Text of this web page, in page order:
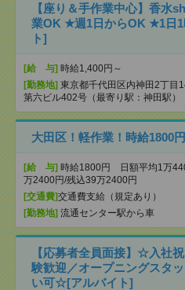
【座り＆手作業中心】香水
業OK ★週1日からOK ★1日1
ト]
[給 与] 時給1,400円～
[勤務地] 東京都千代田区内神田2丁目
第六ビル402号（最寄り駅：神田駅）
大田区！軽作業！時給1800
[給 与] 時給1800円 日額平均1万
万2400円/残込39万2400円
[交通費]交通費支給（規定あり）
[勤務地] 流通センター駅から車
【応募者全員面接】☆入社
験歓迎／オープニングスタ
い可☆[アルバイト]